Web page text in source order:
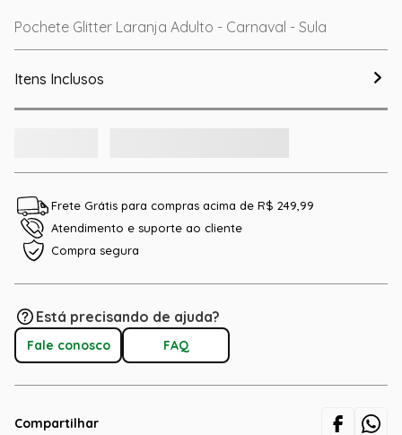
Pochete Glitter Laranja Adulto - Carnaval - Sula
Itens Inclusos
Frete Grátis para compras acima de R$ 249,99
Atendimento e suporte ao cliente
Compra segura
Está precisando de ajuda?
Fale conosco FAQ
Compartilhar